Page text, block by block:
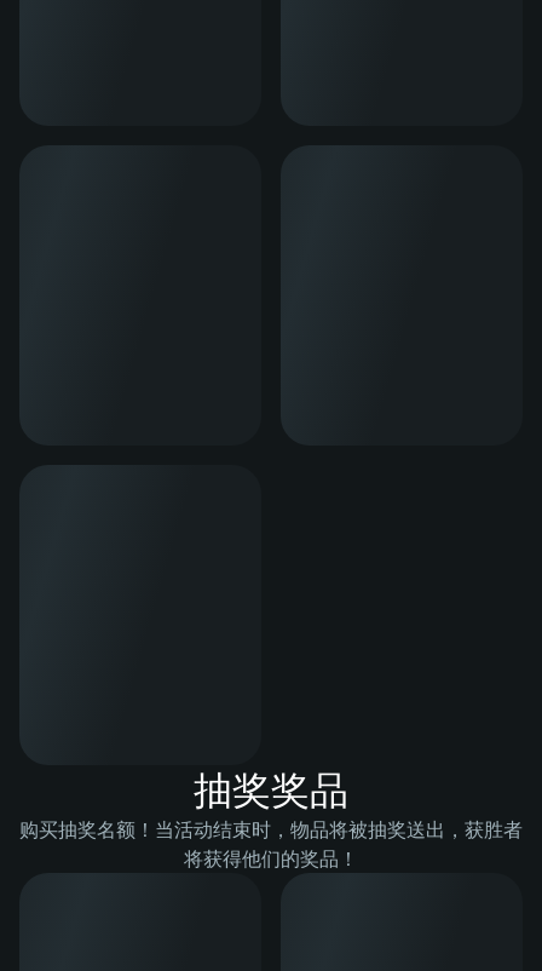
抽奖奖品
购买抽奖名额！当活动结束时，物品将被抽奖送出，获胜者
将获得他们的奖品！